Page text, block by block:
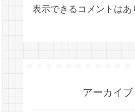
表示できるコメントはあ
アーカイブ